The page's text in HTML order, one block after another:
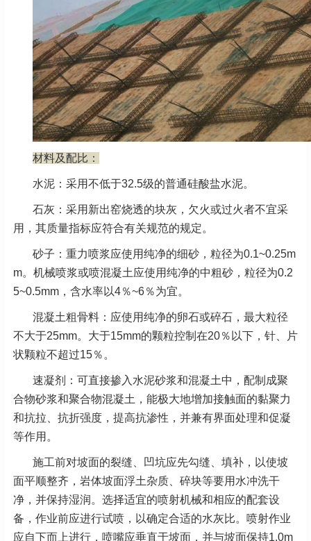
材料及配比：
水泥：采用不低于32.5级的普通硅酸盐水泥。
石灰：采用新出窑烧透的块灰，欠火或过火者不宜采
用，其质量指标应符合有关规范的规定。
砂子：重力喷浆应使用纯净的细砂，粒径为0.1~0.25m
m。机械喷浆或喷混凝土应使用纯净的中粗砂，粒径为0.2
5~0.5mm，含水率以4％~6％为宜。
混凝土粗骨料：应使用纯净的卵石或碎石，最大粒径
不大于25mm。大于15mm的颗粒控制在20％以下，针、片
状颗粒不超过15％。
速凝剂：可直接掺入水泥砂浆和混凝土中，配制成聚
合物砂浆和聚合物混凝土，能极大地增加接触面的黏聚力
和抗拉、抗折强度，提高抗渗性，并兼有界面处理和促凝
等作用。
施工前对坡面的裂缝、凹坑应先勾缝、填补，以使坡
面平顺整齐，岩体坡面浮土杂质、碎块等要用水冲洗干
净，并保持湿润。选择适宜的喷射机械和相应的配套设
备，作业前应进行试喷，以确定合适的水灰比。喷射作业
应自下而上进行，喷嘴应垂直于坡面，并与坡面保持1.0m